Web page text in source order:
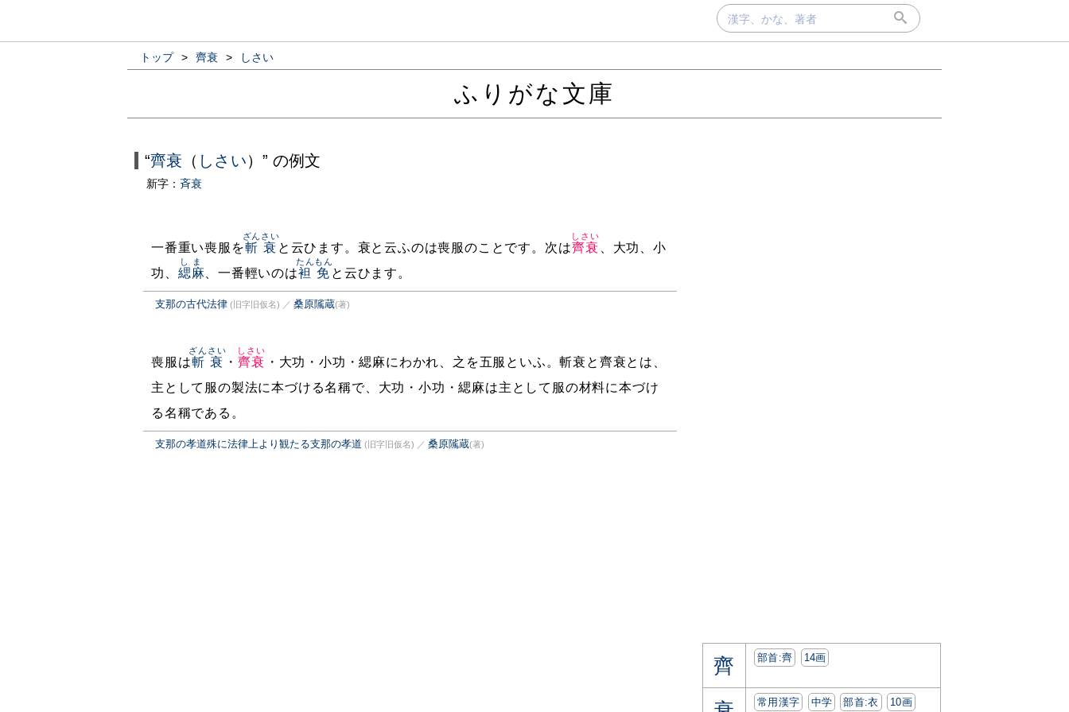
トップ > 齊衰 > しさい
ふりがな文庫
“齊衰 （ しさい）” の例文
新字： 斉衰
一番重い喪服を斬衰
ざんさい
と云ひます。衰と云ふのは喪服のことです。次は齊衰
しさい
、大功、小
功、 緦麻
しま
、一番輕いのは袒免
たんもん
と云ひます。
支那の古代法律 (旧字旧仮名) ／ 桑原隲蔵(著)
喪服は斬衰
ざんさい
・ 齊衰
しさい
・大功・小功・緦麻にわかれ、之を五服といふ。斬衰と齊衰とは、
主として服の製法に本づける名稱で、大功・小功・緦麻は主として服の材料に本づけ
る名稱である。
支那の孝道殊に法律上より観たる支那の孝道 (旧字旧仮名) ／ 桑原隲蔵(著)
齊 部首:⿑ 14画
常用漢字 中学 部首:⾐ 10画